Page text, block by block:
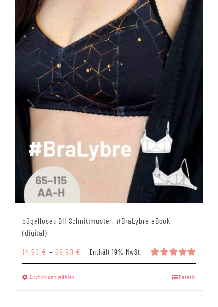
bügelloses BH Schnittmuster, #BraLybre eBook
(digital)
Bewertet
4.95
14,90 € – 29,90 € Preisspanne:
14,90 €
Enthält 19% MwSt.
Ausführung wählen Details